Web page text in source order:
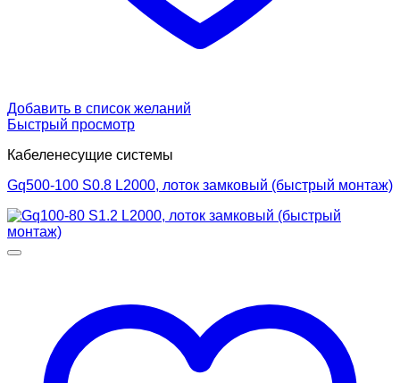
Добавить в список желаний
Быстрый просмотр
Кабеленесущие системы
Gq500-100 S0.8 L2000, лоток замковый (быстрый монтаж)